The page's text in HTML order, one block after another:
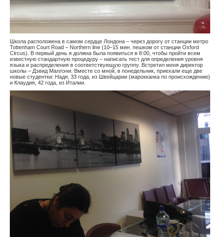
Школа расположена в самом сердце Лондона – через дорогу от станции метро
Tottenham Court Road – Northern line (10–15 мин. пешком от станции Oxford
Circus). В первый день я должна была появиться в 8:00, чтобы пройти всем
известную стандартную процедуру – написать тест для определения уровня
языка и распределения в соответствующую группу. Встретил меня директор
школы – Дэвид Маллэни. Вместе со мной, в понедельник, приехали еще две
новые студентки: Надя, 33 года, из Швейцарии (марокканка по происхождению)
и Клаудия, 42 года, из Италии.